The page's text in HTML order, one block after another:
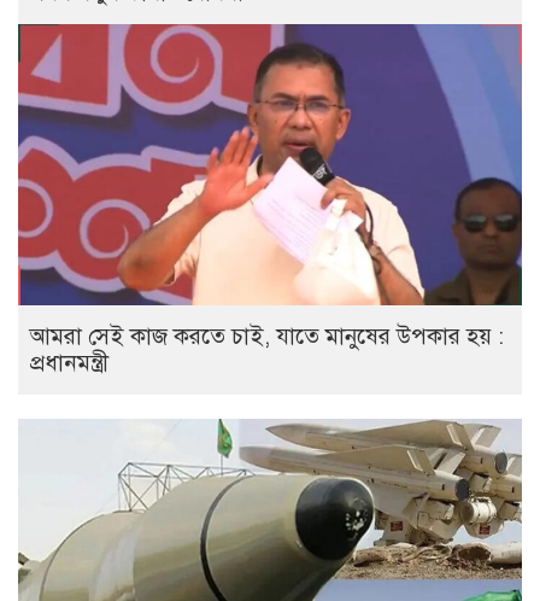
আমরা সেই কাজ করতে চাই, যাতে মানুষের উপকার হয় :
প্রধানমন্ত্রী